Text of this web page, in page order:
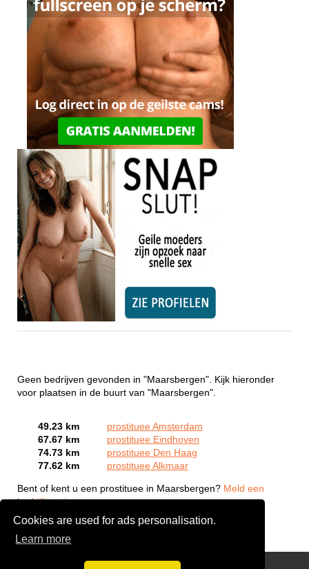
Cookies are used for ads personalisation.
Learn more
Geen bedrijven gevonden in "Maarsbergen". Kijk hieronder
voor plaatsen in de buurt van "Maarsbergen".
49.23 km
prostituee Amsterdam
67.67 km
prostituee Eindhoven
74.73 km
prostituee Den Haag
77.62 km
prostituee Alkmaar
Bent of kent u een prostituee in Maarsbergen? Meld een
bedrijf gratis aan